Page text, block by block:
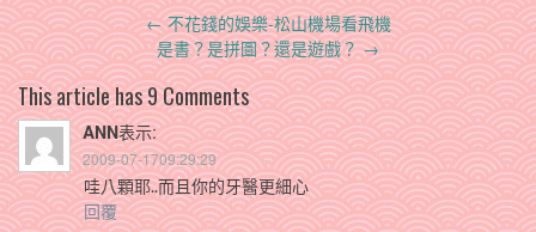
Post
navigation
←不花錢的娛樂-松山機場看飛機
是書？是拼圖？還是遊戲？→
This article has 9 Comments
ANN表示:
2009-07-1709:29:29
哇八顆耶..而且你的牙醫更細心
回覆